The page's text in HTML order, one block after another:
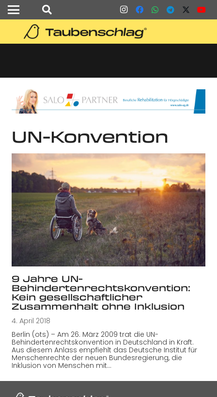
UN-Konvention
9 Jahre UN-
Behindertenrechtskonvention:
Kein gesellschaftlicher
Zusammenhalt ohne Inklusion
4. April 2018
Berlin (ots) – Am 26. März 2009 trat die UN-
Behindertenrechtskonvention in Deutschland in Kraft.
Aus diesem Anlass empfiehlt das Deutsche Institut für
Menschenrechte der neuen Bundesregierung, die
Inklusion von Menschen mit…